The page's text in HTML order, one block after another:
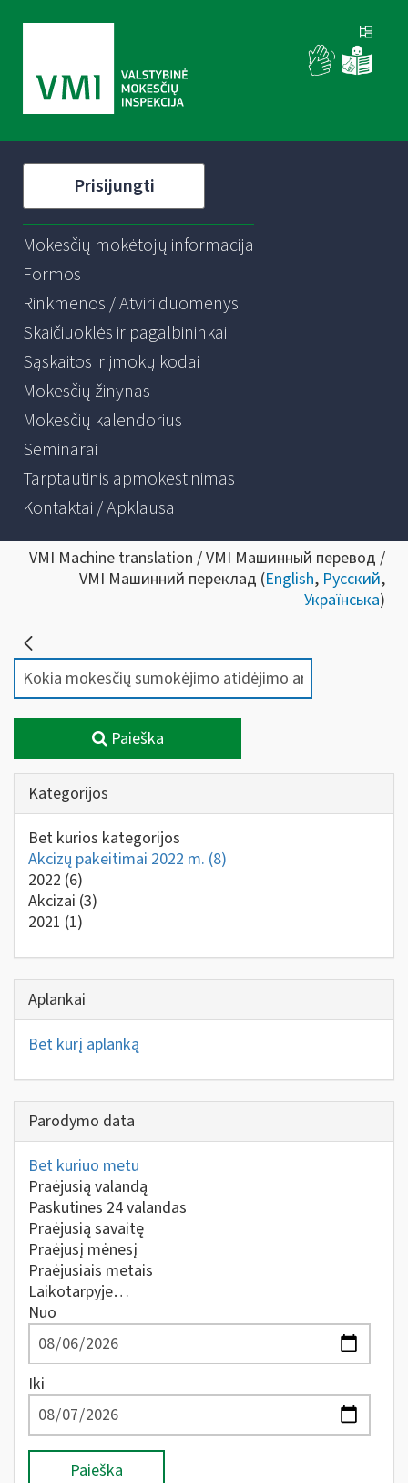
Prisijungti
Mokesčių mokėtojų informacija
Formos
Rinkmenos / Atviri duomenys
Skaičiuoklės ir pagalbininkai
Sąskaitos ir įmokų kodai
Mokesčių žinynas
Mokesčių kalendorius
Seminarai
Tarptautinis apmokestinimas
Kontaktai / Apklausa
VMI Machine translation / VMI Машинный перевод /
VMI Машинний переклад (English, Русский,
Українська)
Paieška
Kategorijos
Bet kurios kategorijos
Akcizų pakeitimai 2022 m. (8)
2022 (6)
Akcizai (3)
2021 (1)
Aplankai
Bet kurį aplanką
Parodymo data
Bet kuriuo metu
Praėjusią valandą
Paskutines 24 valandas
Praėjusią savaitę
Praėjusį mėnesį
Praėjusiais metais
Laikotarpyje…
Nuo
Iki
Paieška